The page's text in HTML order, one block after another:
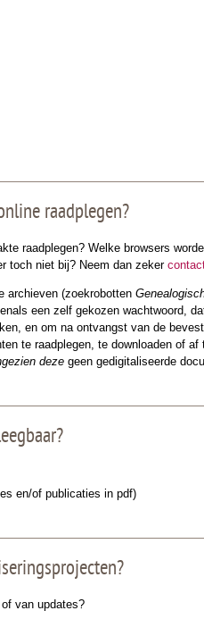
raadplegen?
raadplegen? Welke browsers
toch niet bij? Neem dan zeker
archieven (zoekrobotten
een zelf gekozen wachtwoord,
en om na ontvangst van de
te raadplegen, te downloaden of
deze geen gedigitaliseerde
en/of publicaties in pdf)
van updates?